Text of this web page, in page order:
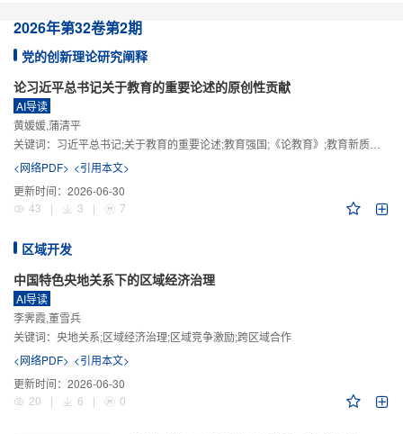
2026年第32卷第2期
党的创新理论研究阐释
论习近平总书记关于教育的重要论述的原创性贡献
AI导读
黄媛媛,蒲清平
关键词： 习近平总书记;关于教育的重要论述;教育强国;《论教育》;教育新质生产力;教育人工智能
<网络PDF> <引用本文>
更新时间： 2026-06-30
43
| 3 | 7
区域开发
中国特色央地关系下的区域经济治理
AI导读
李霁霞,董雪兵
关键词： 央地关系;区域经济治理;区域竞争激励;跨区域合作
<网络PDF> <引用本文>
更新时间： 2026-06-30
20
| 6 | 0